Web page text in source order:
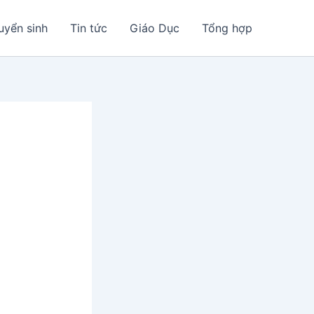
sinh Tin tức Giáo Dục Tổng hợp